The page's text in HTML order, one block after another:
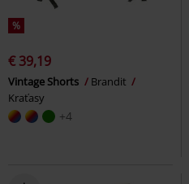
%
€ 39,19
Vintage Shorts
Brandit
Kraťasy
+4